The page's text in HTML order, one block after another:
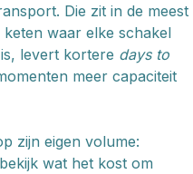
Die zit in de meest
waar elke schakel
levert kortere days to
meer capaciteit
zijn eigen volume:
wat het kost om